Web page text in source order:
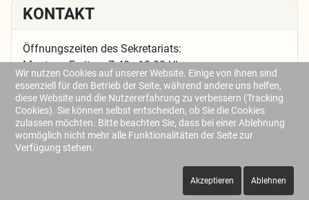
KONTAKT
Öffnungszeiten des Sekretariats:
Montag - Freitag: 7.40 - 13.00 Uhr
6582@schulamt.info
sekretariat@gsbauernfeind.de
Tel.: 0911/8147306
Wir nutzen Cookies auf unserer Website. Einige von ihnen sind
essenziell für den Betrieb der Seite, während andere uns helfen,
diese Website und die Nutzererfahrung zu verbessern (Tracking
Cookies). Sie können selbst entscheiden, ob Sie die Cookies
zulassen möchten. Bitte beachten Sie, dass bei einer Ablehnung
womöglich nicht mehr alle Funktionalitäten der Seite zur
Verfügung stehen.
Akzeptieren Ablehnen